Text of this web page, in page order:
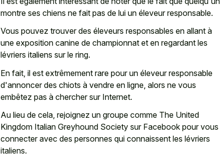
montre ses chiens ne fait pas de lui un éleveur responsable.
Vous pouvez trouver des éleveurs responsables en allant à
une exposition canine de championnat et en regardant les
lévriers italiens sur le ring.
En fait, il est extrêmement rare pour un éleveur responsable
d'annoncer des chiots à vendre en ligne, alors ne vous
embêtez pas à chercher sur Internet.
Au lieu de cela, rejoignez un groupe comme The United
Kingdom Italian Greyhound Society sur Facebook pour vous
connecter avec des personnes qui connaissent les lévriers
italiens.